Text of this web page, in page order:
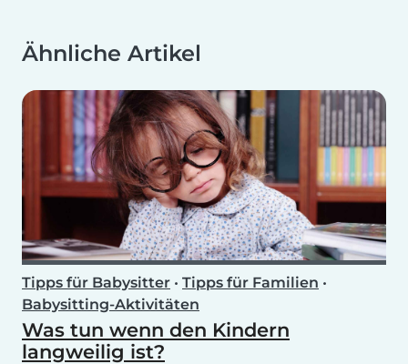
Ähnliche Artikel
Tipps für Babysitter • Tipps für Familien •
Babysitting-Aktivitäten
Was tun wenn den Kindern
langweilig ist?